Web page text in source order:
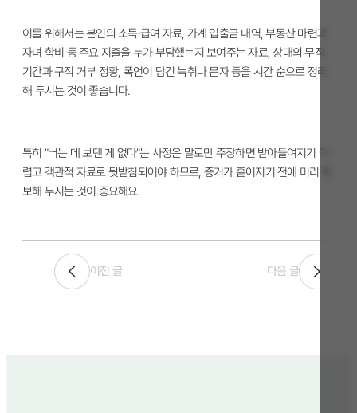
이를 위해서는 본인의 소득·급여 자료, 가계 입출금 내역, 부동산 마련과
자녀 학비 등 주요 지출을 누가 부담했는지 보여주는 자료, 상대의 무직
기간과 구직 거부 정황, 폭언이 담긴 녹취나 문자 등을 시간 순으로 정리
해 두시는 것이 좋습니다.
특히 "버는 데 보탠 게 없다"는 사정은 말로만 주장하면 받아들여지기 어
렵고 객관적 자료로 뒷받침되어야 하므로, 증거가 흩어지기 전에 미리 확
보해 두시는 것이 중요해요.
이전 글 다음 글